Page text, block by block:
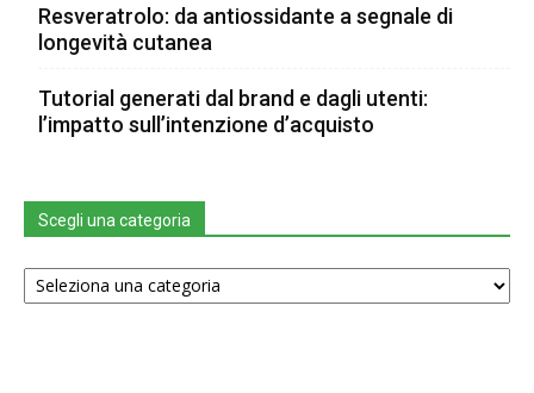
Resveratrolo: da antiossidante a segnale di
longevità cutanea
Tutorial generati dal brand e dagli utenti:
l’impatto sull’intenzione d’acquisto
Scegli una categoria
Scegli
una